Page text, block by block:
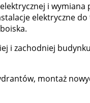
i wymiana
elektryczne
zachodniej
montaż